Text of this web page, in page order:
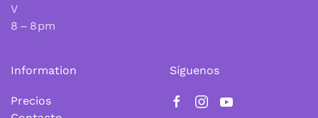
V
8 – 8 pm
Information
Precios
Síguenos